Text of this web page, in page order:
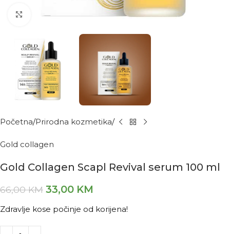
Kliknite za povećanje
Početna Prirodna kozmetika
Gold collagen
Gold Collagen Scapl Revival serum 100 ml
66,00KM 33,00 KM
Zdravlje kose počinje od korijena!